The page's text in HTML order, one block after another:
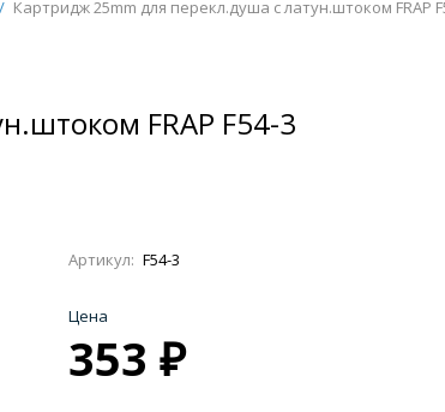
/ Картридж 25mm для перекл.душа с латун.штоком FRAP
FRAP F54-3
Артикул: F54-3
Цена
353 ₽